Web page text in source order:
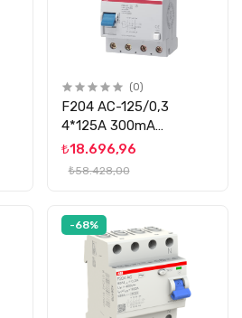
(0)
F204 AC-125/0,3
4*125A 300mA
KÇK.AK.ROLE ABB
₺18.696,96
₺58.428,00
-68%